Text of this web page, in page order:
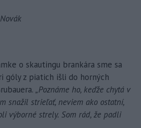
o skautingu brankára sme sa
góly z piatich išli do horných
„Poznáme ho, keďže chytá v
snažil strieľať, neviem ako ostatní,
výborné strely. Som rád, že padli